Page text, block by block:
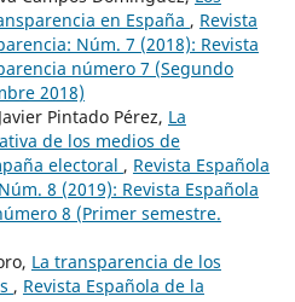
en España , Revista
Núm. 7 (2018): Revista
número 7 (Segundo
2018)
Pintado Pérez, La
de los medios de
electoral , Revista Española
8 (2019): Revista Española
8 (Primer semestre.
La transparencia de los
, Revista Española de la